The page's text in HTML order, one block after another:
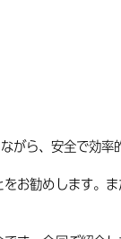
ら、安全で効
お勧めします。